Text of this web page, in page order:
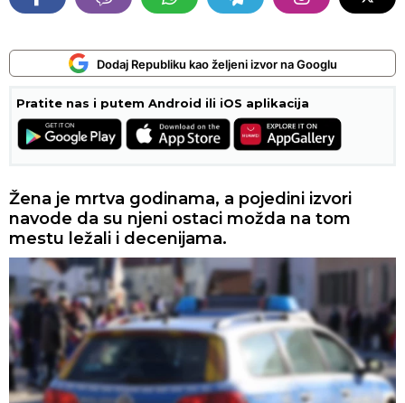
Dodaj Republiku kao željeni izvor na Googlu
Pratite nas i putem Android ili iOS aplikacija
Žena je mrtva godinama, a pojedini izvori
navode da su njeni ostaci možda na tom
mestu ležali i decenijama.